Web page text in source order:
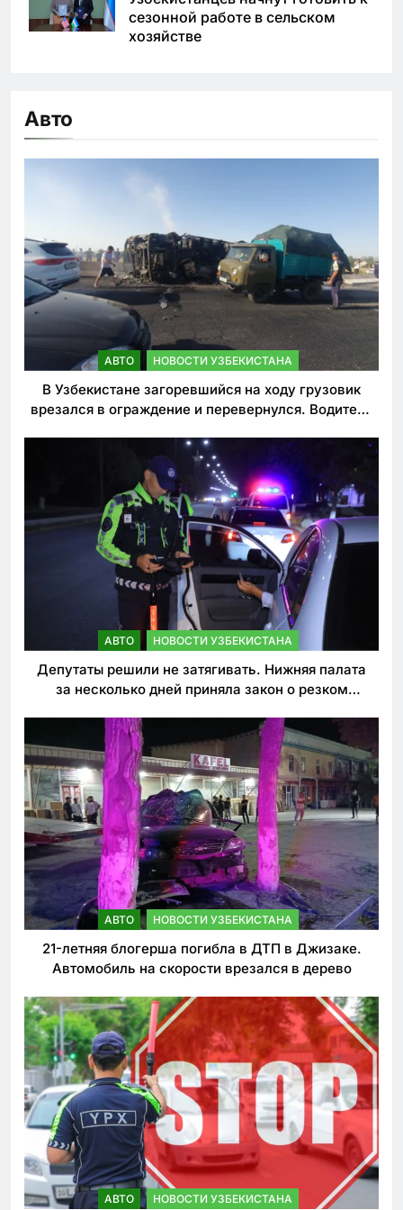
сезонной работе в сельском
хозяйстве
Авто
АВТО НОВОСТИ УЗБЕКИСТАНА
В Узбекистане загоревшийся на ходу грузовик
врезался в ограждение и перевернулся. Водитель
АВТО НОВОСТИ УЗБЕКИСТАНА
Депутаты решили не затягивать. Нижняя палата
за несколько дней приняла закон о резком
АВТО НОВОСТИ УЗБЕКИСТАНА
21-летняя блогерша погибла в ДТП в Джизаке.
Автомобиль на скорости врезался в дерево
АВТО НОВОСТИ УЗБЕКИСТАНА